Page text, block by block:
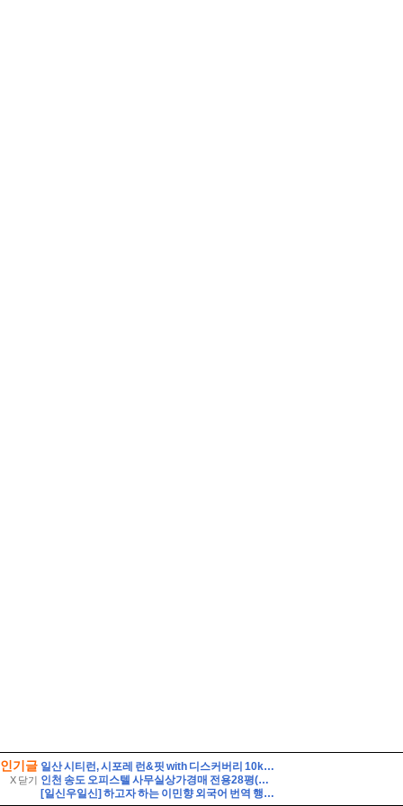
인기글
X 닫기
일산 시티런, 시포레 런&핏 with 디스커버리 10km 달리기
인천 송도 오피스텔 사무실상가경매 전용28평(1억8천) 초역세권 국제업무지구역 송도센트로드 19층 유찰2회 인천송도센트로드오피스텔상가 부동산경매 매매
[일신우일신] 하고자 하는 이민향 외국어 번역 행정사!